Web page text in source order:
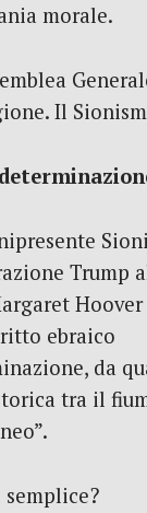
morale.
Il
Trump
ebraico
da
tra il
semplice?